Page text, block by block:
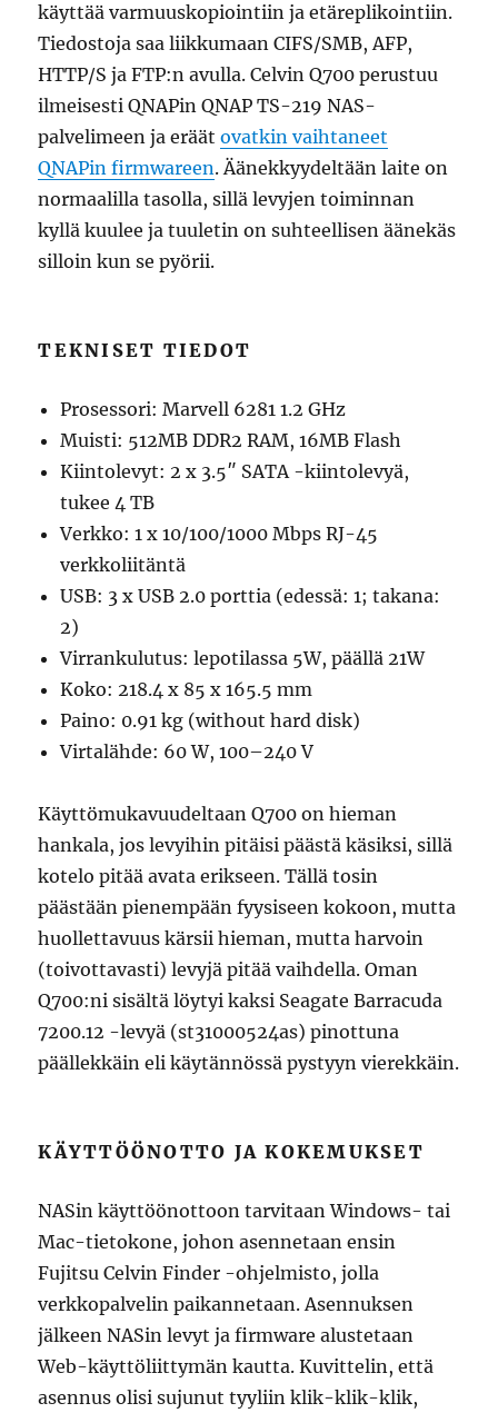
käyttää varmuuskopiointiin ja etäreplikointiin.
Tiedostoja saa liikkumaan CIFS/SMB, AFP,
HTTP/S ja FTP:n avulla. Celvin Q700 perustuu
ilmeisesti QNAPin QNAP TS-219 NAS-
palvelimeen ja eräätovatkin vaihtaneet
QNAPin firmwareen. Äänekkyydeltään laite on
normaalilla tasolla, sillä levyjen toiminnan
kyllä kuulee ja tuuletin on suhteellisen äänekäs
silloin kun se pyörii.
TEKNISET TIEDOT
Prosessori: Marvell 6281 1.2 GHz
Muisti: 512MB DDR2 RAM, 16MB Flash
Kiintolevyt: 2 x 3.5″ SATA -kiintolevyä,
tukee 4 TB
Verkko: 1 x 10/100/1000 Mbps RJ-45
verkkoliitäntä
USB: 3 x USB 2.0 porttia (edessä: 1; takana:
2)
Virrankulutus: lepotilassa 5W, päällä 21W
Koko: 218.4 x 85 x 165.5 mm
Paino: 0.91 kg (without hard disk)
Virtalähde: 60 W, 100–240 V
Käyttömukavuudeltaan Q700 on hieman
hankala, jos levyihin pitäisi päästä käsiksi, sillä
kotelo pitää avata erikseen. Tällä tosin
päästään pienempään fyysiseen kokoon, mutta
huollettavuus kärsii hieman, mutta harvoin
(toivottavasti) levyjä pitää vaihdella. Oman
Q700:ni sisältä löytyi kaksi Seagate Barracuda
7200.12 -levyä (st31000524as) pinottuna
päällekkäin eli käytännössä pystyyn vierekkäin.
KÄYTTÖÖNOTTO JA KOKEMUKSET
NASin käyttöönottoon tarvitaan Windows- tai
Mac-tietokone, johon asennetaan ensin
Fujitsu Celvin Finder -ohjelmisto, jolla
verkkopalvelin paikannetaan. Asennuksen
jälkeen NASin levyt ja firmware alustetaan
Web-käyttöliittymän kautta. Kuvittelin, että
asennus olisi sujunut tyyliin klik-klik-klik,